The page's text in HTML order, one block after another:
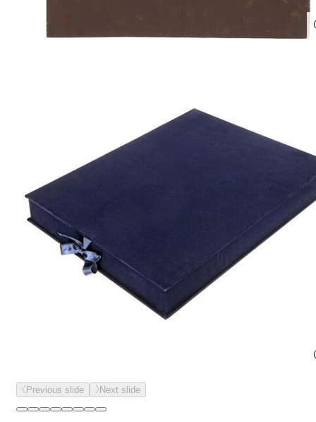
Previous slide Next slide